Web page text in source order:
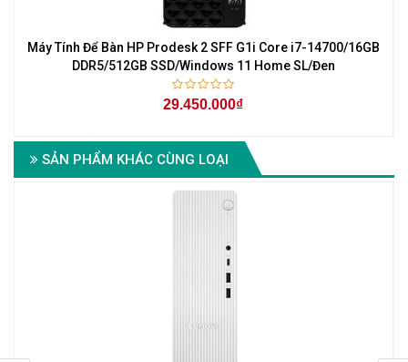
Máy Tính Để Bàn HP Prodesk 2 SFF G1i Core i7-14700/16GB
DDR5/512GB SSD/Windows 11 Home SL/Đen
29.450.000₫
SẢN PHẨM KHÁC CÙNG LOẠI